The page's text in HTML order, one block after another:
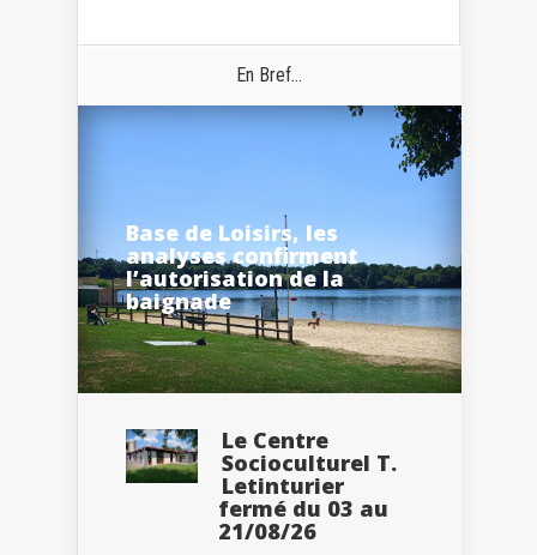
En Bref...
Base de Loisirs, les
analyses confirment
l’autorisation de la
baignade
Le Centre
Socioculturel T.
Letinturier
fermé du 03 au
21/08/26